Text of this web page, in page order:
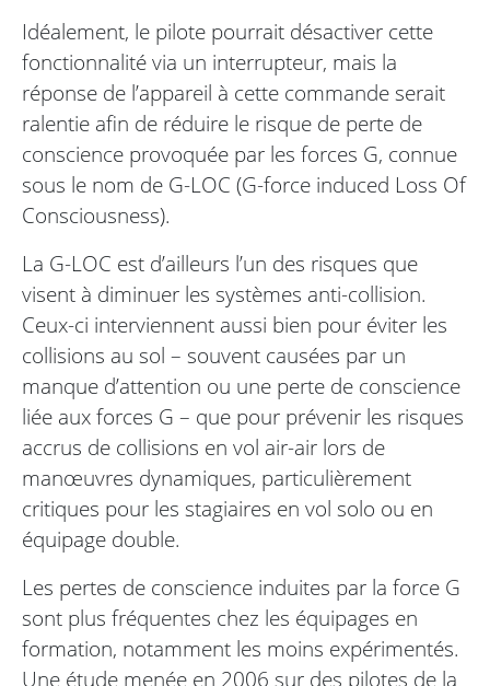
Idéalement, le pilote pourrait désactiver cette
fonctionnalité via un interrupteur, mais la
réponse de l’appareil à cette commande serait
ralentie afin de réduire le risque de perte de
conscience provoquée par les forces G, connue
sous le nom de G-LOC (G-force induced Loss Of
Consciousness).
La G-LOC est d’ailleurs l’un des risques que
visent à diminuer les systèmes anti-collision.
Ceux-ci interviennent aussi bien pour éviter les
collisions au sol – souvent causées par un
manque d’attention ou une perte de conscience
liée aux forces G – que pour prévenir les risques
accrus de collisions en vol air-air lors de
manœuvres dynamiques, particulièrement
critiques pour les stagiaires en vol solo ou en
équipage double.
Les pertes de conscience induites par la force G
sont plus fréquentes chez les équipages en
formation, notamment les moins expérimentés.
Une étude menée en 2006 sur des pilotes de la